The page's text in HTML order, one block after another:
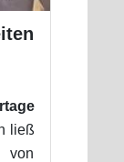
ließ
von